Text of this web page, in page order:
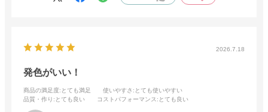
2026.7.18
発色がいい！
商品の満足度:とても満足 使いやすさ :とても使いやすい
品質・作り :とても良い コストパフォーマンス:とても良い